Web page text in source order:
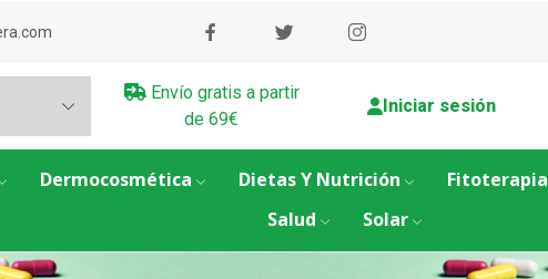
Envío gratis a partir
de 69€
Iniciar sesión
Dermocosmética Dietas Y Nutrición Fitoterapia
Salud
Solar